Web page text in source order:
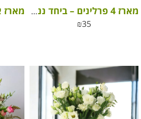
מארז 4 פרלינים – ביחד ננצח
₪35